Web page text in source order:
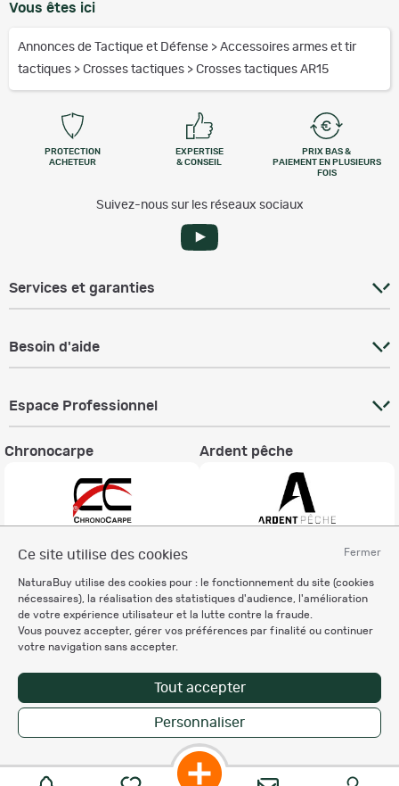
Fermer
Ce site utilise des cookies
NaturaBuy utilise des cookies pour : le fonctionnement du site (cookies
nécessaires), la réalisation des statistiques d'audience, l'amélioration
de votre expérience utilisateur et la lutte contre la fraude.
Vous pouvez accepter, gérer vos préférences par finalité ou continuer
votre navigation sans accepter.
Tout accepter
Personnaliser
Vous êtes ici
Annonces de Tactique et Défense > Accessoires armes et tir
tactiques > Crosses tactiques > Crosses tactiques AR15
PROTECTION
ACHETEUR
EXPERTISE
& CONSEIL
PRIX BAS &
PAIEMENT EN PLUSIEURS
FOIS
Suivez-nous sur les réseaux sociaux
Services et garanties
Besoin d'aide
Espace Professionnel
Chronocarpe Ardent pêche
Charte éthique
Mentions légales
Règlement & Conditions d'utilisation
Politique de protection
des données personnelles
Personnalisation des cookies
Copyright © 2007-2026 NaturaBuy. Tous droits réservés. N°CNIL: 1239459.
Les marques commerciales mentionnées appartiennent à leurs propriétaires
respectifs in 0.046 s
Suggestions de recherche